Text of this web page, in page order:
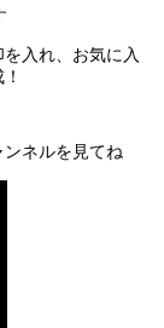
入れ、お気に入
ネルを見てね